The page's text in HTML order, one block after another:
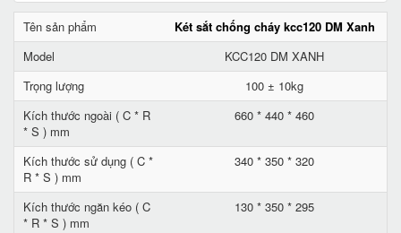
Tên sản phẩm
Két sắt chống cháy kcc120 DM Xanh
Model
KCC120 DM XANH
Trọng lượng
100 ± 10kg
Kích thước ngoài ( C * R
* S ) mm
660 * 440 * 460
Kích thước sử dụng ( C *
R * S ) mm
340 * 350 * 320
Kích thước ngăn kéo ( C
* R * S ) mm
130 * 350 * 295